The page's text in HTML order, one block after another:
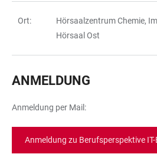
Ort:
Hörsaalzentrum Chemie,
Hörsaal Ost
ANMELDUNG
Anmeldung per Mail:
Anmeldung zu Berufsperspektive